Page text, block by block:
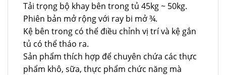
Tải trọng bộ khay bên trong tủ 45kg ~ 50kg.
Phiên bản mở rộng với ray bi mở ¾.
Kệ bên trong có thể điều chỉnh vị trí và kệ gắn
tủ có thể tháo ra.
Sản phẩm thích hợp để chuyên chứa các thực
phẩm khô, sữa, thực phẩm chức năng mà